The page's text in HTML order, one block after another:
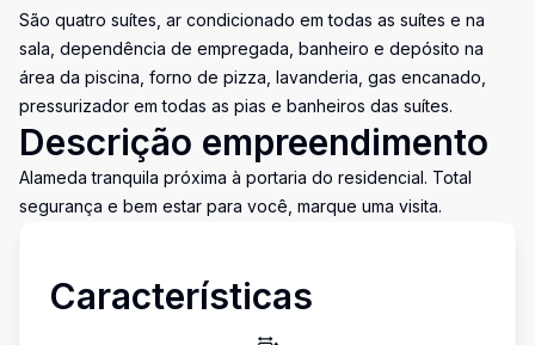
São quatro suítes, ar condicionado em todas as suítes e na
sala, dependência de empregada, banheiro e depósito na
área da piscina, forno de pizza, lavanderia, gas encanado,
pressurizador em todas as pias e banheiros das suítes.
Descrição empreendimento
Alameda tranquila próxima à portaria do residencial. Total
segurança e bem estar para você, marque uma visita.
Características